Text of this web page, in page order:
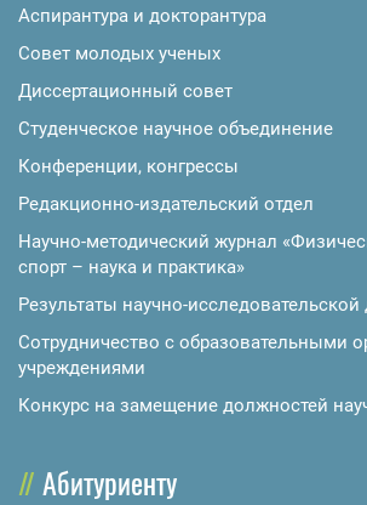
Аспирантура и докторантура
Совет молодых ученых
Диссертационный совет
Студенческое научное объединение
Конференции, конгрессы
Редакционно-издательский отдел
Научно-методический журнал
спорт – наука и практика»
Результаты научно-исследовательской
Сотрудничество с образовательными
учреждениями
Конкурс на замещение должностей
Абитуриенту